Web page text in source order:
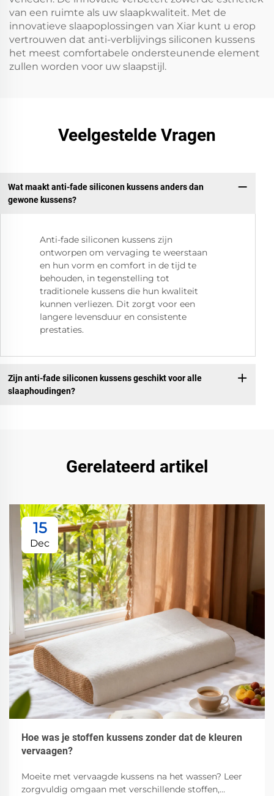
van een ruimte als uw slaapkwaliteit. Met de
innovatieve slaapoplossingen van Xiar kunt u erop
vertrouwen dat anti-verblijvings siliconen kussens
het meest comfortabele ondersteunende element
zullen worden voor uw slaapstijl.
Veelgestelde Vragen
Wat maakt anti-fade siliconen kussens anders dan
gewone kussens?
Anti-fade siliconen kussens zijn
ontworpen om vervaging te weerstaan
en hun vorm en comfort in de tijd te
behouden, in tegenstelling tot
traditionele kussens die hun kwaliteit
kunnen verliezen. Dit zorgt voor een
langere levensduur en consistente
prestaties.
Zijn anti-fade siliconen kussens geschikt voor alle
slaaphoudingen?
Gerelateerd artikel
15
Dec
Hoe was je stoffen kussens zonder dat de kleuren
vervaagen?
Moeite met vervaagde kussens na het wassen? Leer
zorgvuldig omgaan met verschillende stoffen,